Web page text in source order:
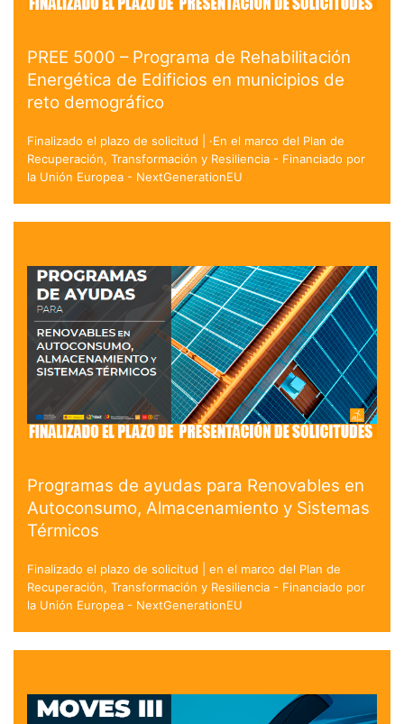
PREE 5000 – Programa de Rehabilitación
Energética de Edificios en municipios de
reto demográfico
Finalizado el plazo de solicitud | ·En el marco del Plan de
Recuperación, Transformación y Resiliencia - Financiado por
la Unión Europea - NextGenerationEU
Programas de ayudas para Renovables en
Autoconsumo, Almacenamiento y Sistemas
Térmicos
Finalizado el plazo de solicitud | en el marco del Plan de
Recuperación, Transformación y Resiliencia - Financiado por
la Unión Europea - NextGenerationEU